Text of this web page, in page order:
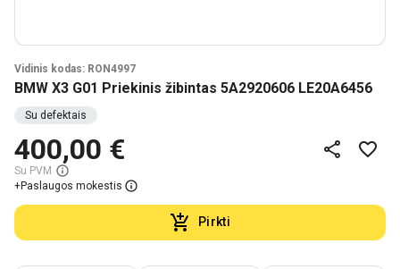
Vidinis kodas: RON4997
BMW X3 G01 Priekinis žibintas 5A2920606 LE20A6456
Su defektais
400,00 €
Su PVM
+Paslaugos mokestis
Pirkti